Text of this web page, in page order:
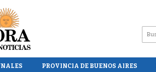
PROVINCIA DE BUENOS AIRES